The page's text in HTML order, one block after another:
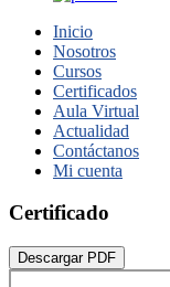
Inicio
Nosotros
Cursos
Certificados
Aula Virtual
Actualidad
Contáctanos
Mi cuenta
Certificado
Descargar PDF